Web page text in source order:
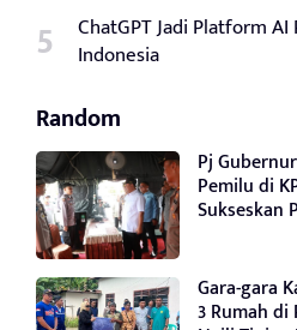
ChatGPT Jadi Platform
Indonesia
Random
Pj
Pemilu di
Sukseskan
Gara-gara
3 Rumah di